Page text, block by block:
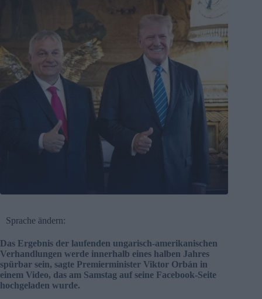
Sprache ändern:
Das Ergebnis der laufenden ungarisch-amerikanischen
Verhandlungen werde innerhalb eines halben Jahres
spürbar sein, sagte Premierminister Viktor Orbán in
einem Video, das am Samstag auf seine Facebook-Seite
hochgeladen wurde.